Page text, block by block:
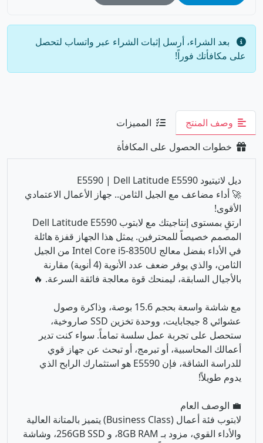
وصف المنتج
ديل لاتيتيود E5590 | Dell Latitude E5590
🚀 أداء مضاعف مع الجيل الثامن.. جهاز الأعمال الاعتمادي
الأقوى!
ارتقِ بمستوى إنتاجيتك مع لابتوب Dell Latitude E5590
الثامن، والذي يوفر ضعف عدد الأنوية (4 أنوية) مقارنة
بالأجيال السابقة، ليمنحك قوة معالجة فائقة السرعة. 🔥
مع شاشة واسعة بحجم 15.6 بوصة، وذاكرة وصول
عشوائي 8 جيجابايت، ووحدة تخزين SSD صاروخية،
ستحصل على تجربة عمل سلسة تماماً. سواء كنت تدير
أعمالك المحاسبية، أو تبرمج، أو تبحث عن جهاز قوي
يدوم طويلاً!
💼 الوصف العام
لابتوب فئة أعمال (Business Class) يتميز بالمتانة العالية
والأداء القوي، مزود بـ 8GB RAM، و 256GB SSD، وشاشة
15.6 بوصة. مثالي جداً لبرامج المحاسبة (الإكسيل)،
رباعي النواة الذي يمنع أي “تهنيج” أثناء تعدد المهام.
📋 جدول المواصفات السريع